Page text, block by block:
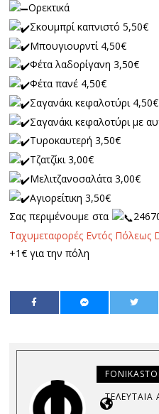
Ορεκτικά
Σκουμπρί καπνιστό 5,50€
Μπουγιουρντί 4,50€
Φέτα λαδορίγανη 3,50€
Φέτα πανέ 4,50€
Σαγανάκι κεφαλοτύρι 4,50€
Σαγανάκι κεφαλοτύρι με
Τυροκαυτερή 3,50€
Τζατζίκι 3,00€
Μελιτζανοσαλάτα 3,00€
Αγιορείτικη 3,50€
Σας περιμένουμε στα
Ταχυμεταφορές Εντός Πόλεως
+1€ για την πόλη
ΤΕΛΕΥΤΑΊΑ